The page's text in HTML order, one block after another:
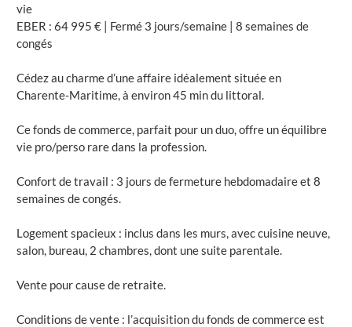
vie
EBER : 64 995 € | Fermé 3 jours/semaine | 8 semaines de
congés
Cédez au charme d’une affaire idéalement située en
Charente-Maritime, à environ 45 min du littoral.
Ce fonds de commerce, parfait pour un duo, offre un équilibre
vie pro/perso rare dans la profession.
Confort de travail : 3 jours de fermeture hebdomadaire et 8
semaines de congés.
Logement spacieux : inclus dans les murs, avec cuisine neuve,
salon, bureau, 2 chambres, dont une suite parentale.
Vente pour cause de retraite.
Conditions de vente : l’acquisition du fonds de commerce est